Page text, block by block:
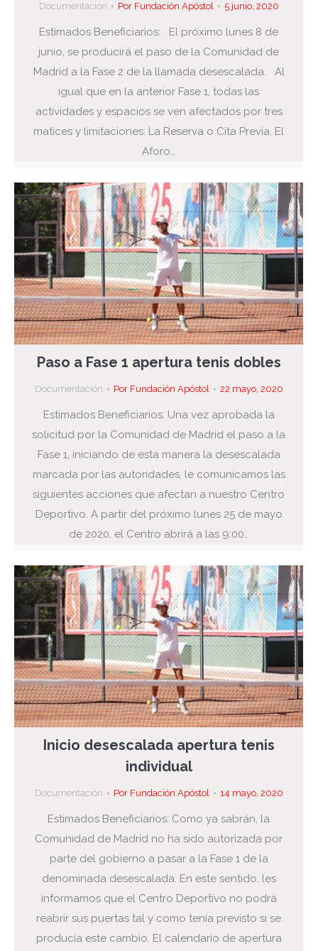
Documentación Por Fundación Apóstol 5 junio, 2020
Estimados Beneficiarios: El próximo lunes 8 de
junio, se producirá el paso de la Comunidad de
Madrid a la Fase 2 de la llamada desescalada. Al
igual que en la anterior Fase 1, todas las
actividades y espacios se ven afectados por tres
matices y limitaciones: La Reserva o Cita Previa. El
Aforo…
Paso a Fase 1 apertura tenis dobles
Documentación Por Fundación Apóstol 22 mayo, 2020
Estimados Beneficiarios: Una vez aprobada la
solicitud por la Comunidad de Madrid el paso a la
Fase 1, iniciando de esta manera la desescalada
marcada por las autoridades, le comunicamos las
siguientes acciones que afectan a nuestro Centro
Deportivo. A partir del próximo lunes 25 de mayo
de 2020, el Centro abrirá a las 9:00…
Inicio desescalada apertura tenis
individual
Documentación Por Fundación Apóstol 14 mayo, 2020
Estimados Beneficiarios: Como ya sabrán, la
Comunidad de Madrid no ha sido autorizada por
parte del gobierno a pasar a la Fase 1 de la
denominada desescalada. En este sentido, les
informamos que el Centro Deportivo no podrá
reabrir sus puertas tal y como tenía previsto si se
producía este cambio. El calendario de apertura